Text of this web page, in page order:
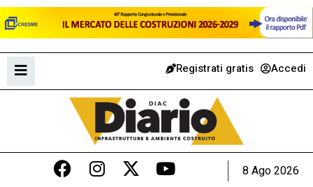
Registrati gratis Accedi
8 Ago 2026